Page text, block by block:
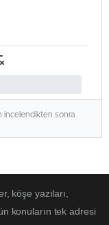
incelendikten sonra
köşe yazıları,
konuların tek adresi